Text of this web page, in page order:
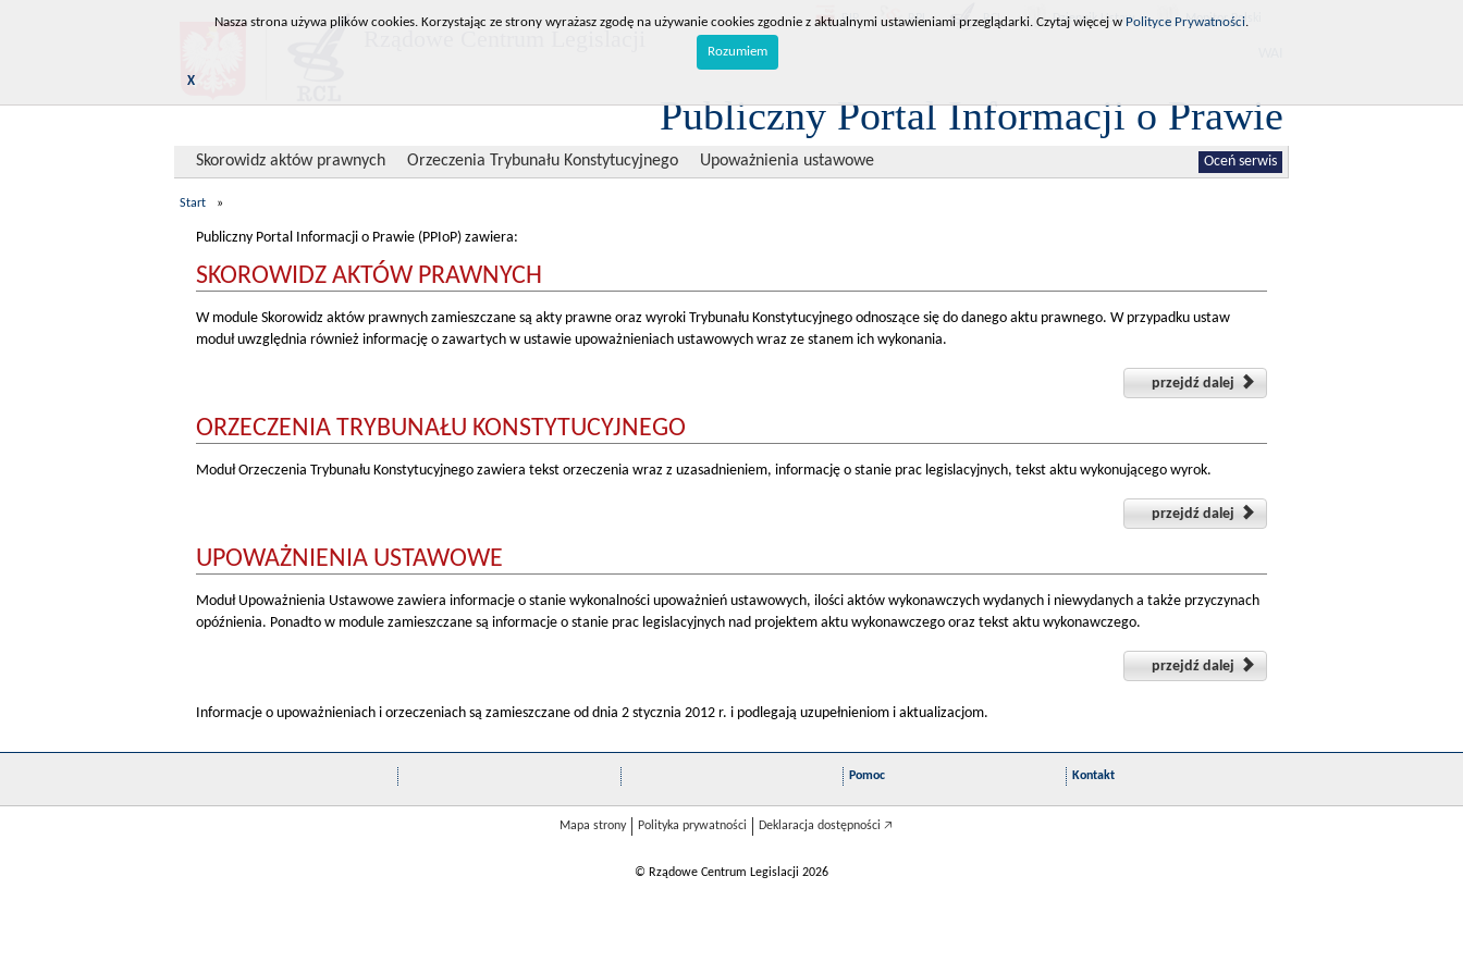
BIP RPL RCL Dziennik Ustaw Monitor Polski
Publiczny Portal Informacji o Prawie
Skorowidz aktów prawnych Orzeczenia Trybunału Konstytucyjnego Upoważnienia ustawowe Oceń serwis
Start »
Publiczny Portal Informacji o Prawie (PPIoP) zawiera:
SKOROWIDZ AKTÓW PRAWNYCH
W module Skorowidz aktów prawnych zamieszczane są akty prawne oraz wyroki Trybunału Konstytucyjnego odnoszące się do danego aktu prawnego. W przypadku ustaw
moduł uwzględnia również informację o zawartych w ustawie upoważnieniach ustawowych wraz ze stanem ich wykonania.
przejdź dalej
ORZECZENIA TRYBUNAŁU KONSTYTUCYJNEGO
Moduł Orzeczenia Trybunału Konstytucyjnego zawiera tekst orzeczenia wraz z uzasadnieniem, informację o stanie prac legislacyjnych, tekst aktu wykonującego wyrok.
przejdź dalej
UPOWAŻNIENIA USTAWOWE
Moduł Upoważnienia Ustawowe zawiera informacje o stanie wykonalności upoważnień ustawowych, ilości aktów wykonawczych wydanych i niewydanych a także przyczynach
opóźnienia. Ponadto w module zamieszczane są informacje o stanie prac legislacyjnych nad projektem aktu wykonawczego oraz tekst aktu wykonawczego.
przejdź dalej
Informacje o upoważnieniach i orzeczeniach są zamieszczane od dnia 2 stycznia 2012 r. i podlegają uzupełnieniom i aktualizacjom.
Pomoc Kontakt
Mapa strony Polityka prywatności Deklaracja dostępności 🡥
© Rządowe Centrum Legislacji 2026
Nasza strona używa plików cookies. Korzystając ze strony wyrażasz zgodę na używanie cookies zgodnie z aktualnymi ustawieniami przeglądarki. Czytaj więcej w Polityce Prywatności.
Rozumiem
X